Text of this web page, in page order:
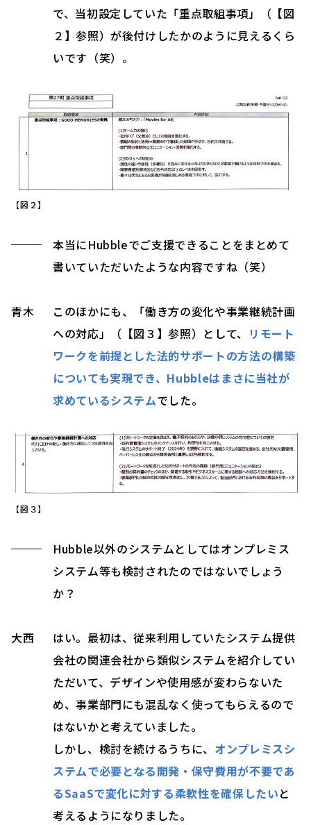
で、当初設定していた「重点取組事項」（【図
２】参照）が後付けしたかのように見えるくら
いです（笑）。
【図２】
本当にHubbleでご支援できることをまとめて
書いていただいたような内容ですね（笑）
青木
このほかにも、「働き方の変化や事業継続計画
への対応」（【図３】参照）として、
リモート
ワークを前提とした法的サポートの方法の構築
についても実現でき、Hubbleはまさに当社が
求めているシステムでした。
【図３】
Hubble以外のシステムとしてはオンプレミス
システム等も検討されたのではないでしょう
か？
大西
はい。最初は、従来利用していたシステム提供
会社の関連会社から類似システムを紹介してい
ただいて、デザインや使用感が変わらないた
め、事業部門にも混乱なく使ってもらえるので
はないかと考えていました。
しかし、検討を続けるうちに、 オンプレミスシ
ステムで必要となる開発・保守費用が不要であ
るSaaSで変化に対する柔軟性を確保したいと
考えるようになりました。